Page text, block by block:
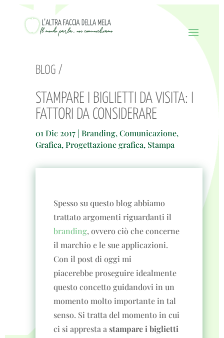
BLOG /
STAMPARE I BIGLIETTI DA VISITA: I
FATTORI DA CONSIDERARE
01 Dic 2017 |Branding,Comunicazione,
Grafica,Progettazione grafica, Stampa
Spesso su questo blog abbiamo
trattato argomenti riguardanti il
branding, ovvero ciò che concerne
il marchio e le sue applicazioni.
Con il post di oggi mi
piacerebbe proseguire idealmente
questo concetto guidandovi in un
momento molto importante in tal
senso. Si tratta del momento in cui
ci si appresta astampare i biglietti